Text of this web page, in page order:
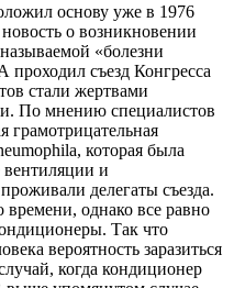
основу уже в 1976
о возникновении
«болезни
съезд Конгресса
стали жертвами
По мнению специалистов
грамотрицательная
которая была
вентиляции и
делегаты съезда.
однако все равно
Так что
вероятность заразиться
когда кондиционер